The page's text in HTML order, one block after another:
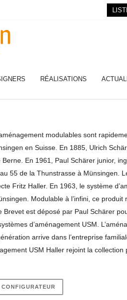
RÉALISATIONS
modulables sont
en Suisse. En 1885, Ulrich
En 1961, Paul Schärer junior,
55 de la Thunstrasse à Münsingen.
Fritz Haller. En 1963, le système
Modulable à l’infini, ce
est déposé par Paul Schärer
d’aménagement USM.
arrive dans l’entreprise
USM Haller rejoint la collection